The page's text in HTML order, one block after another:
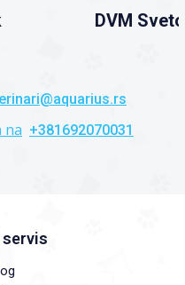
DVM
na +381692070031